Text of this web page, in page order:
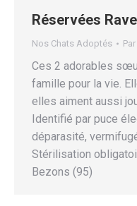
Réservées
Nos Chats Adoptés Par
Ces 2 adorables
famille pour la vie.
elles aiment aussi
Identifié par puce
déparasité,
Stérilisation
Bezons (95)